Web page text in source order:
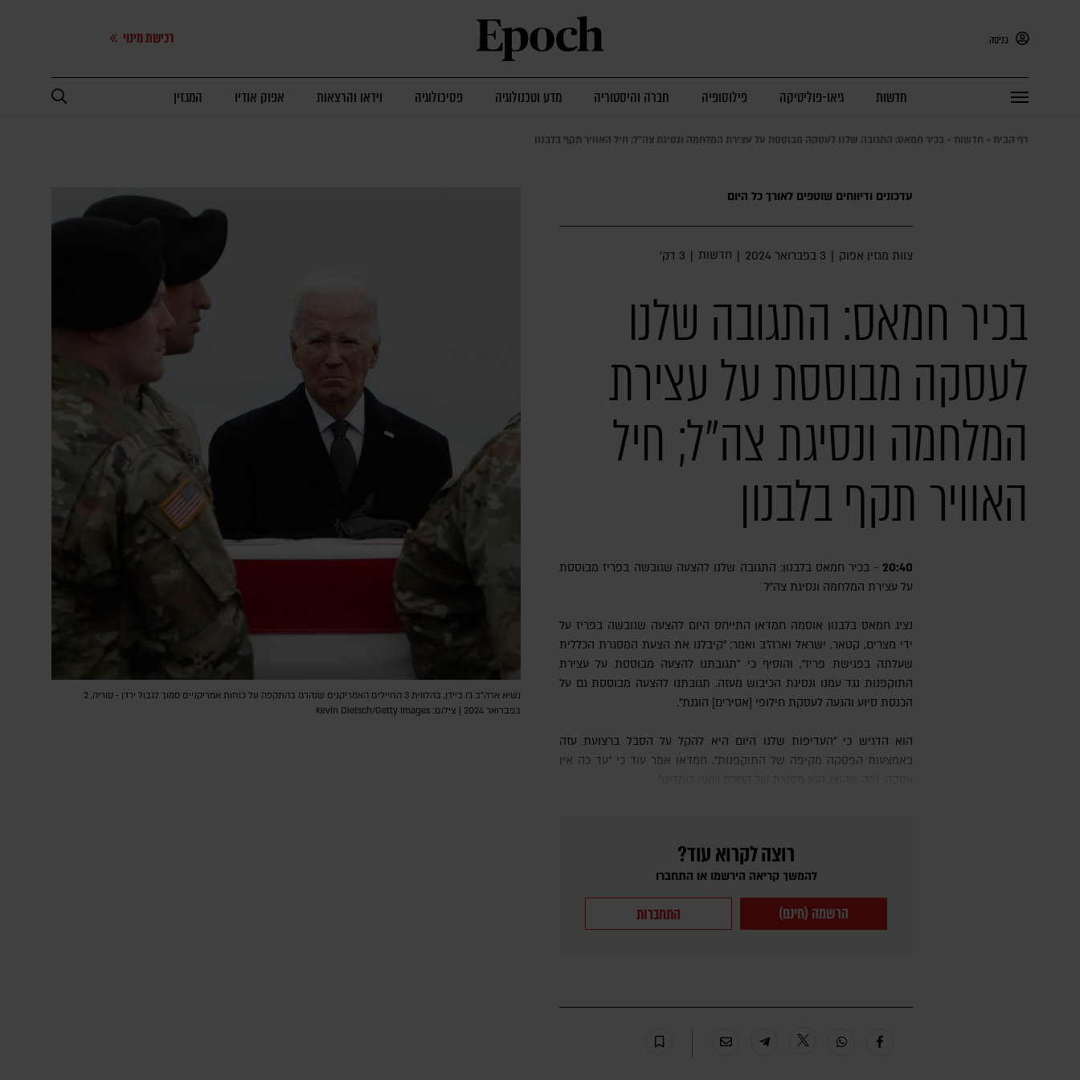
כניסה רכישת מינוי
חדשות גיאו-פוליטיקה פילוסופיה חברה והיסטוריה מדע וטכנולוגיה פסיכולוגיה וידאו והרצאות אפוק אודיו המגזין
דף הבית » חדשות » בכיר חמאס: התגובה שלנו לעסקה מבוססת על עצירת המלחמה ונסיגת צה"ל; חיל האוויר תקף בלבנון
עדכונים ודיווחים שוטפים לאורך כל היום
צוות מגזין אפוק | 3 בפברואר 2024 | חדשות | 3 דק׳
בכיר חמאס: התגובה שלנו
לעסקה מבוססת על עצירת
המלחמה ונסיגת צה"ל; חיל
האוויר תקף בלבנון
20:40
- בכיר חמאס בלבנון: התגובה שלנו להצעה שגובשה בפריז מבוססת
על עצירת המלחמה ונסיגת צה"ל
נציג חמאס בלבנון אוסמה חמדאן התייחס היום להצעה שגובשה בפריז על
ידי מצרים, קטאר, ישראל וארה"ב ואמר: "קיבלנו את הצעת המסגרת הכללית
שעלתה בפגישת פריז", והוסיף כי "תגובתנו להצעה מבוססת על עצירת
התוקפנות נגד עמנו ונסיגת הכיבוש מעזה. תגובתנו להצעה מבוססת גם על
הכנסת סיוע והגעה לעסקת חילופי [אסירים] הוגנת".
הוא הדגיש כי "העדיפות שלנו היום היא להקל על הסבל ברצועת עזה
באמצעות הפסקה מקיפה של התוקפנות". חמדאן אמר עוד כי "עד כה אין
רוצה לקרוא עוד?
להמשך קריאה הירשמו או התחברו
הרשמה (חינם) התחברות
נשיא ארה"ב ג'ו ביידן, בהלווית 3 החיילים האמריקנים שנהרגו בהתקפה על כוחות אמריקניים סמוך לגבול ירדן - סוריה, 2
בפברואר 2024 | צילום: Kevin Dietsch/Getty Images